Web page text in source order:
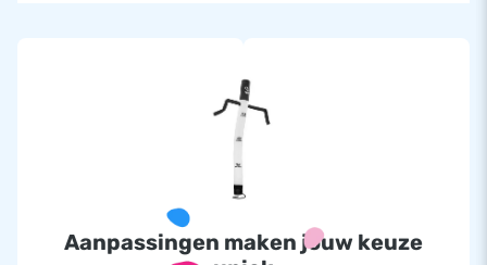
Aanpassingen maken jouw keuze